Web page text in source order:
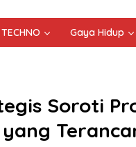
TECHNO Gaya Hidup
Soroti